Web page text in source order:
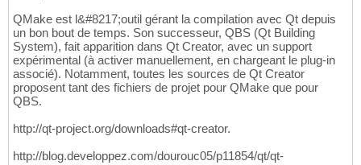
QMake est l&#8217;outil gérant la compilation avec Qt depuis
un bon bout de temps. Son successeur, QBS (Qt Building
System), fait apparition dans Qt Creator, avec un support
expérimental (à activer manuellement, en chargeant le plug-in
associé). Notamment, toutes les sources de Qt Creator
proposent tant des fichiers de projet pour QMake que pour
QBS.
http://qt-project.org/downloads#qt-creator.
http://blog.developpez.com/dourouc05/p11854/qt/qt-